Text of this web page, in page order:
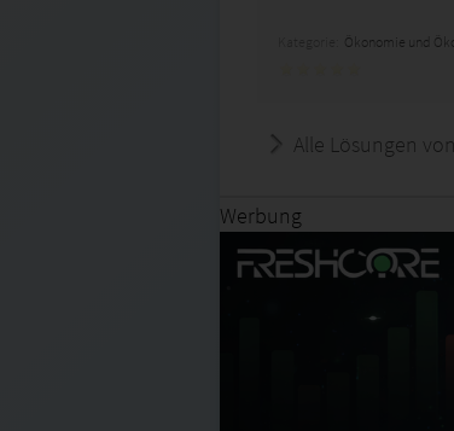
Ökonomie und
Alle Lösungen
Werbung